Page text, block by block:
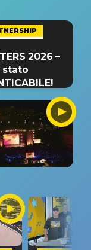
2026 –
stato